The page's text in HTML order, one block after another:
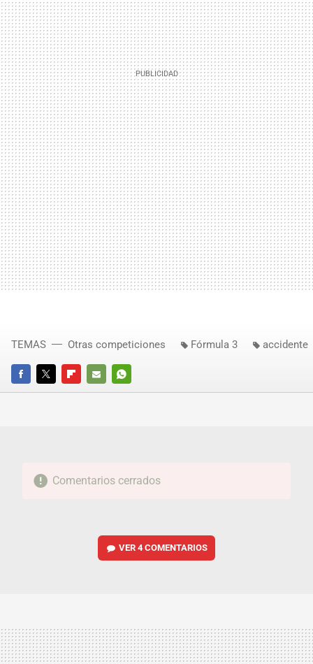
FACEBOOKTWITTERFLIPBOARD
E-
WHATSAPP
TEMAS Otras competiciones Fórmula 3 accidente
Comentarios cerrados
VER4 COMENTARIOS